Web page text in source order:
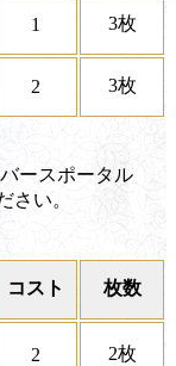
1 3枚
2 3枚
ースポータル
さい。
コスト 枚数
2 2枚